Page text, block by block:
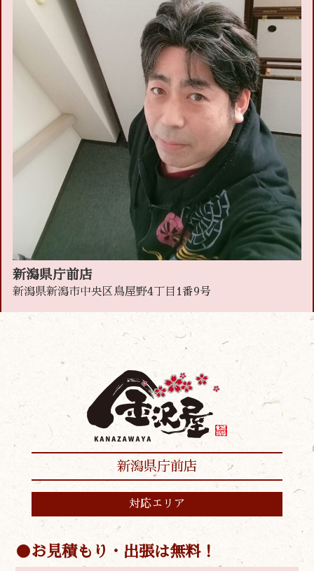
新潟県庁前店
新潟県新潟市中央区鳥屋野4丁目1番9号
新潟県庁前店
対応エリア
お見積もり・出張は無料！